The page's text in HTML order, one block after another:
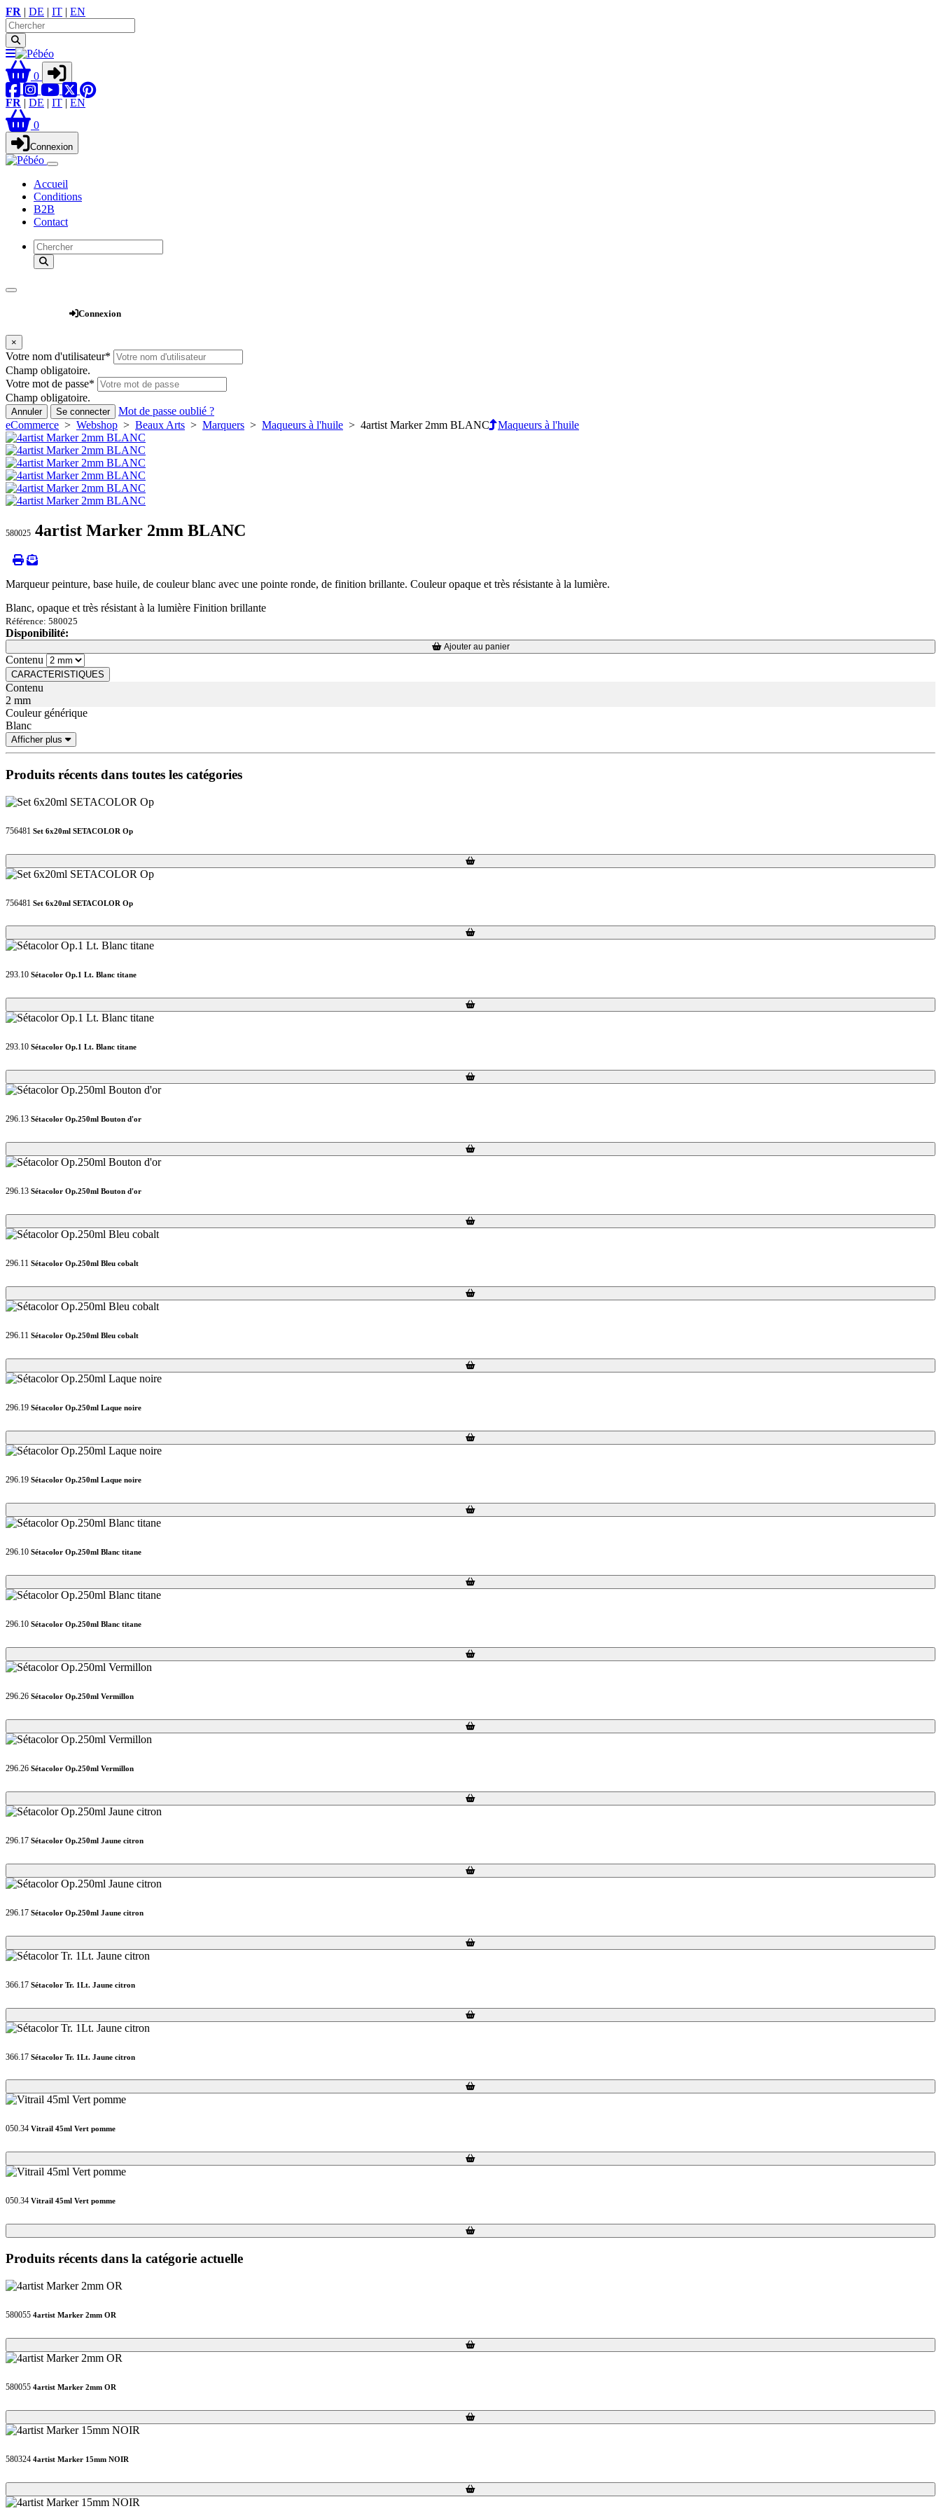
FR | DE | IT | EN
0
FR | DE | IT | EN
0
Connexion
Accueil
Conditions
B2B
Contact
Connexion
×
Votre nom d'utilisateur*
Champ obligatoire.
Votre mot de passe*
Champ obligatoire.
Annuler Se connecter
Mot de passe oublié ?
eCommerce > Webshop > Beaux Arts > Marquers > Maqueurs à l'huile > 4artist Marker 2mm BLANC Maqueurs à l'huile
580025 4artist Marker 2mm BLANC
Marqueur peinture, base huile, de couleur blanc avec une pointe ronde, de finition brillante. Couleur opaque et très résistante à la lumière.
Blanc, opaque et très résistant à la lumière Finition brillante
Référence: 580025
Disponibilité:
Loading...
Loading... Ajouter au panier
Contenu
CARACTERISTIQUES
Contenu
2 mm
Couleur générique
Blanc
Afficher plus
Produits récents dans toutes les catégories
756481 Set 6x20ml SETACOLOR Op
Loading...
Loading...
756481 Set 6x20ml SETACOLOR Op
Loading...
Loading...
293.10 Sétacolor Op.1 Lt. Blanc titane
Loading...
Loading...
293.10 Sétacolor Op.1 Lt. Blanc titane
Loading...
Loading...
296.13 Sétacolor Op.250ml Bouton d'or
Loading...
Loading...
296.13 Sétacolor Op.250ml Bouton d'or
Loading...
Loading...
296.11 Sétacolor Op.250ml Bleu cobalt
Loading...
Loading...
296.11 Sétacolor Op.250ml Bleu cobalt
Loading...
Loading...
296.19 Sétacolor Op.250ml Laque noire
Loading...
Loading...
296.19 Sétacolor Op.250ml Laque noire
Loading...
Loading...
296.10 Sétacolor Op.250ml Blanc titane
Loading...
Loading...
296.10 Sétacolor Op.250ml Blanc titane
Loading...
Loading...
296.26 Sétacolor Op.250ml Vermillon
Loading...
Loading...
296.26 Sétacolor Op.250ml Vermillon
Loading...
Loading...
296.17 Sétacolor Op.250ml Jaune citron
Loading...
Loading...
296.17 Sétacolor Op.250ml Jaune citron
Loading...
Loading...
366.17 Sétacolor Tr. 1Lt. Jaune citron
Loading...
Loading...
366.17 Sétacolor Tr. 1Lt. Jaune citron
Loading...
Loading...
050.34 Vitrail 45ml Vert pomme
Loading...
Loading...
050.34 Vitrail 45ml Vert pomme
Loading...
Loading...
Produits récents dans la catégorie actuelle
580055 4artist Marker 2mm OR
Loading...
Loading...
580055 4artist Marker 2mm OR
Loading...
Loading...
580324 4artist Marker 15mm NOIR
Loading...
Loading...